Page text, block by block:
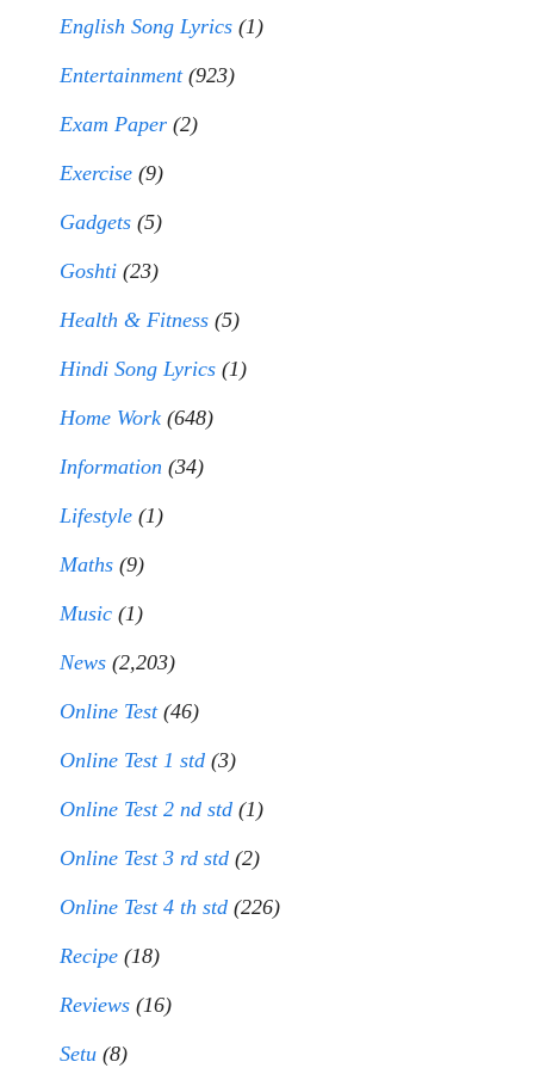
English Song Lyrics (1)
Entertainment(923)
Exam Paper (2)
Exercise (9)
Gadgets (5)
Goshti (23)
Health & Fitness (5)
Hindi Song Lyrics (1)
Home Work (648)
Information (34)
Lifestyle (1)
Maths (9)
Music (1)
News (2,203)
Online Test(46)
Online Test 1 std (3)
Online Test 2 nd std (1)
Online Test 3 rd std (2)
Online Test 4 th std (226)
Recipe (18)
Reviews (16)
Setu (8)